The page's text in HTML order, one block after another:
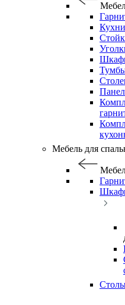
Мебель для